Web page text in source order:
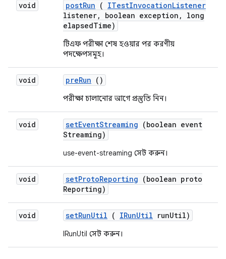
void postRun ( ITestInvocationListener
listener, boolean exception ,
long
elapsedTime)
টিএফ পরীক্ষা শেষ হওয়ার পর করণীয়
পদক্ষেপসমূহ।
void preRun ()
পরীক্ষা চালানোর আগে প্রস্তুতি নিন।
void setEventStreaming (boolean event
Streaming)
use-event-streaming সেট করুন।
void setProtoReporting (boolean proto
Reporting)
void setRunUtil ( IRunUtil runUtil)
IRunUtil সেট করুন।